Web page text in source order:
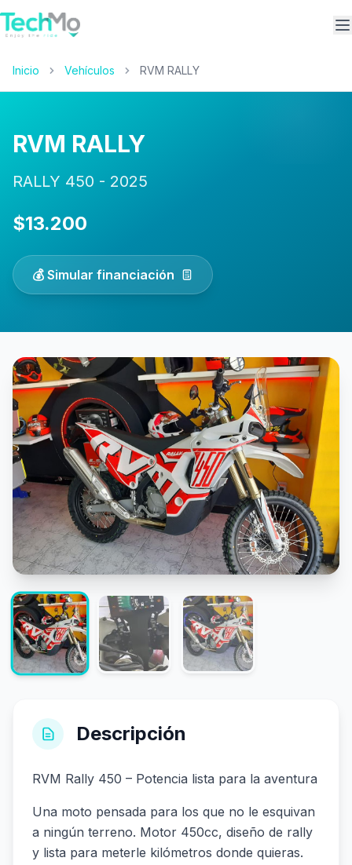
Inicio Vehículos RVM RALLY
RVM RALLY
RALLY 450 - 2025
$13.200
💰 Simular financiación
Descripción
RVM Rally 450 – Potencia lista para la aventura
Una moto pensada para los que no le esquivan
a ningún terreno. Motor 450cc, diseño de rally
y lista para meterle kilómetros donde quieras.